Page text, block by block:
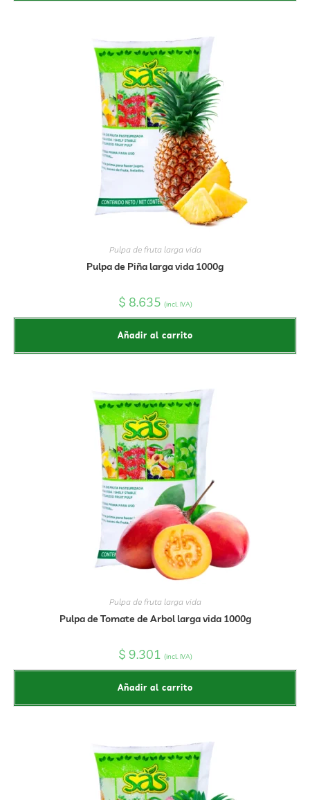
Pulpa de fruta larga vida
Pulpa de Piña larga vida 1000g
$ 8.635 (incl. IVA)
Añadir al carrito
Pulpa de fruta larga vida
Pulpa de Tomate de Arbol larga vida 1000g
$ 9.301 (incl. IVA)
Añadir al carrito